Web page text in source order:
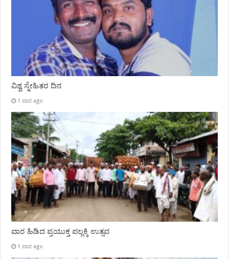
ವಿಶ್ವ ಸ್ನೇಹಿತರ ದಿನ
1 ವಾರ ago
ವಾರ ಹಿಡಿದ ಪ್ರಯುಕ್ತ ಪಲ್ಲಕ್ಕಿ ಉತ್ಸವ
1 ವಾರ ago